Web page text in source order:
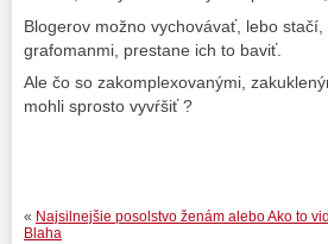
Blogerov možno vychovávať, lebo
grafomanmi, prestane ich to baviť.
Ale čo so zakomplexovanými,
mohli sprosto vyvŕšiť ?
« Najsilnejšie posolstvo ženám alebo Ako to
Blaha